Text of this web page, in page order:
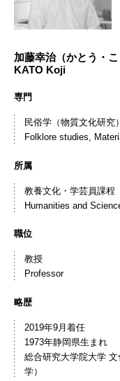
加藤幸治（かとう・こ
KATO Koji
専門
民俗学（物質文化研究
Folklore studies,
所属
教養文化・学芸員課程
Humanities and
職位
教授
Professor
略歴
2019年9月着任
1973年静岡県生まれ
総合研究大学院大学
学）